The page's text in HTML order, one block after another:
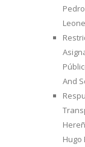
And
Hugo